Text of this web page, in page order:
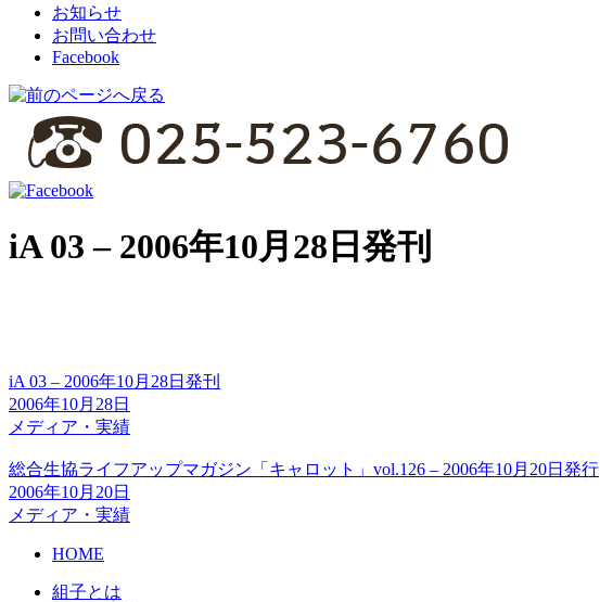
お知らせ
お問い合わせ
Facebook
iA 03 – 2006年10月28日発刊
iA 03 – 2006年10月28日発刊
2006年10月28日
メディア・実績
総合生協ライフアップマガジン「キャロット」vol.126 – 2006年10月20日発行
2006年10月20日
メディア・実績
HOME
組子とは